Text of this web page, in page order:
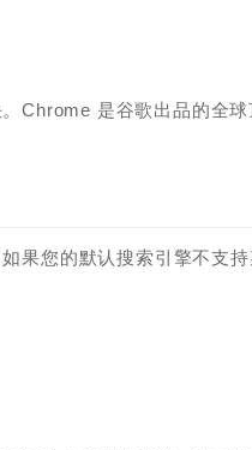
Chrome 是谷歌出品的全球
果您的默认搜索引擎不支